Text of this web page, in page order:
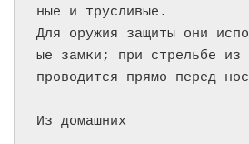
ные и трусливые.
Для оружия защиты они
ые замки; при стрельбе из
проводится прямо перед
Из домашних